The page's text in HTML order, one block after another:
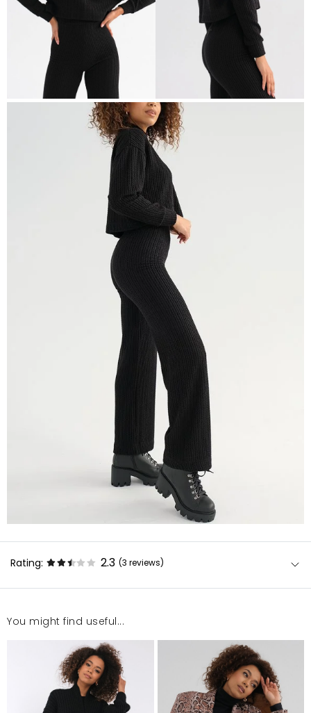
Rating: 2.3 (3 reviews)
Bardzo fajne. Ale musiałam skrócić nogawki (mam
164 cm wzrostu, noszę xs).
1/4/23, 10:57 PM
You might find useful...